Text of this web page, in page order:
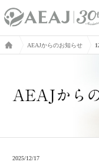
AEAJからのお知らせ
2025/12/17